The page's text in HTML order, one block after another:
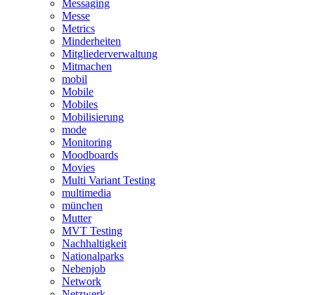
Messaging
Messe
Metrics
Minderheiten
Mitgliederverwaltung
Mitmachen
mobil
Mobile
Mobiles
Mobilisierung
mode
Monitoring
Moodboards
Movies
Multi Variant Testing
multimedia
münchen
Mutter
MVT Testing
Nachhaltigkeit
Nationalparks
Nebenjob
Network